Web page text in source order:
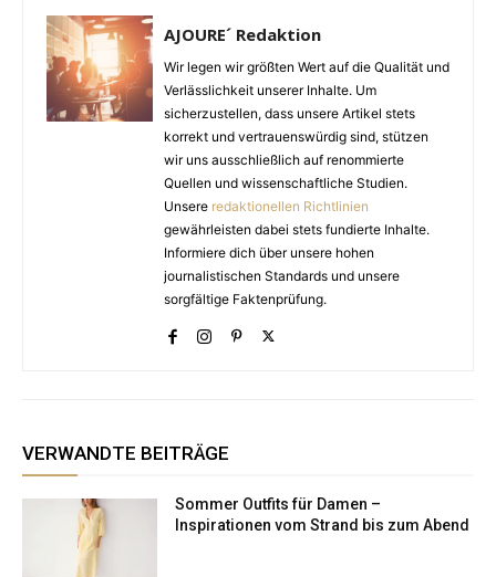
AJOURE´ Redaktion
Wir legen wir größten Wert auf die Qualität und
Verlässlichkeit unserer Inhalte. Um
sicherzustellen, dass unsere Artikel stets
korrekt und vertrauenswürdig sind, stützen
wir uns ausschließlich auf renommierte
Quellen und wissenschaftliche Studien.
Unsere redaktionellen Richtlinien
gewährleisten dabei stets fundierte Inhalte.
Informiere dich über unsere hohen
journalistischen Standards und unsere
sorgfältige Faktenprüfung.
VERWANDTE BEITRÄGE
Sommer Outfits für Damen –
Inspirationen vom Strand bis zum Abend